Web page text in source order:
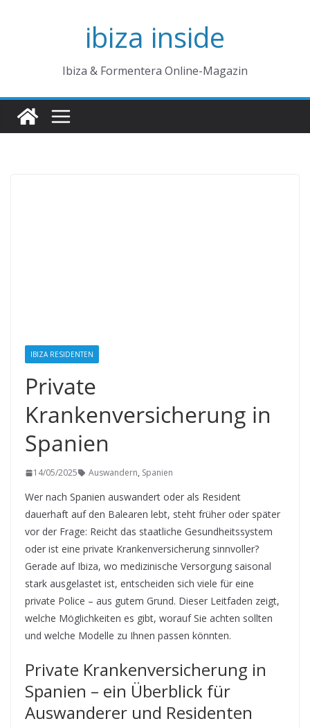
ibiza inside
Ibiza & Formentera Online-Magazin
IBIZA RESIDENTEN
Private
Krankenversicherung in
Spanien
14/05/2025 Auswandern, Spanien
Wer nach Spanien auswandert oder als Resident
dauerhaft auf den Balearen lebt, steht früher oder später
vor der Frage: Reicht das staatliche Gesundheitssystem
oder ist eine private Krankenversicherung sinnvoller?
Gerade auf Ibiza, wo medizinische Versorgung saisonal
stark ausgelastet ist, entscheiden sich viele für eine
private Police – aus gutem Grund. Dieser Leitfaden zeigt,
welche Möglichkeiten es gibt, worauf Sie achten sollten
und welche Modelle zu Ihnen passen könnten.
Private Krankenversicherung in
Spanien – ein Überblick für
Auswanderer und Residenten